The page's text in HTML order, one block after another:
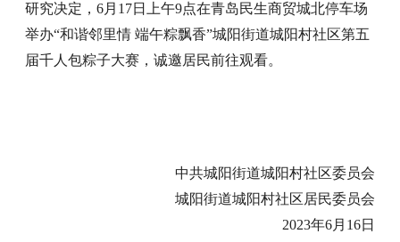
研究决定，6月17日上午9点在青岛民生商贸城北停车场
举办“和谐邻里情 端午粽飘香”城阳街道城阳村社区第五
届千人包粽子大赛，诚邀居民前往观看。
中共城阳街道城阳村社区委员会
城阳街道城阳村社区居民委员会
2023年6月16日